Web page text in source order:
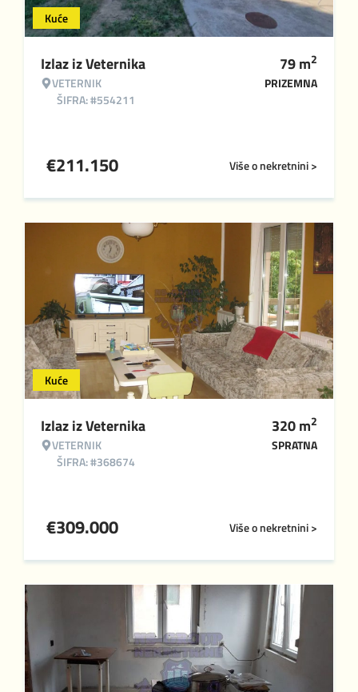
Kuće
Izlaz iz Veternika
VETERNIK
ŠIFRA: #554211
79m2
PRIZEMNA
Više o nekretnini >
€211.150
Kuće
Izlaz iz Veternika
VETERNIK
ŠIFRA: #368674
320m2
SPRATNA
Više o nekretnini >
€309.000